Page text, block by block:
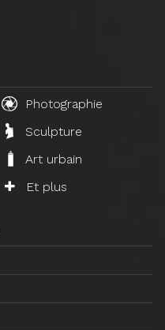
Photographie
Sculpture
Art urbain
Et plus